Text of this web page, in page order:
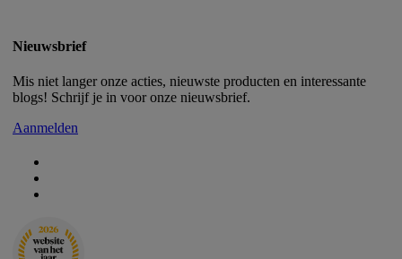
Nieuwsbrief
Mis niet langer onze acties, nieuwste producten en interessante
blogs! Schrijf je in voor onze nieuwsbrief.
Aanmelden